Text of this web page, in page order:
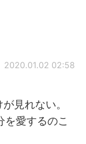
2020.01.02 02:58
見れない。
愛するのこ